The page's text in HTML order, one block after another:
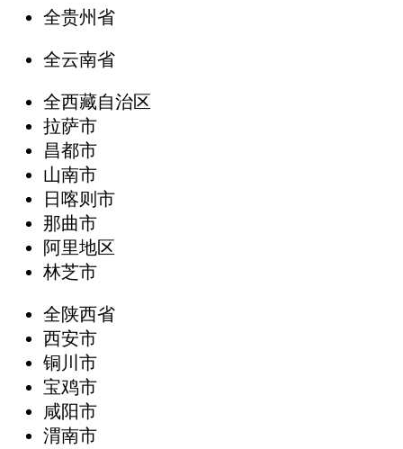
全贵州省
全云南省
全西藏自治区
拉萨市
昌都市
山南市
日喀则市
那曲市
阿里地区
林芝市
全陕西省
西安市
铜川市
宝鸡市
咸阳市
渭南市